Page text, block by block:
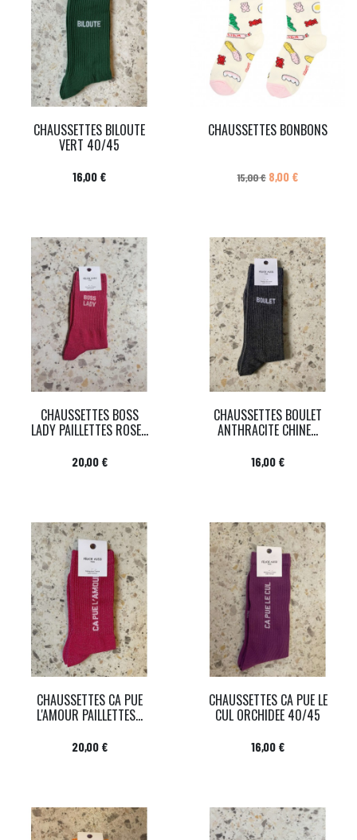
CHAUSSETTES BILOUTE
VERT 40/45
Prix
16,00 €
CHAUSSETTES BONBONS
Prix de base
15,00 € Prix
8,00 €
CHAUSSETTES BOSS
LADY PAILLETTES ROSE...
Prix
20,00 €
CHAUSSETTES BOULET
ANTHRACITE CHINE...
Prix
16,00 €
CHAUSSETTES CA PUE
L'AMOUR PAILLETTES...
Prix
20,00 €
CHAUSSETTES CA PUE LE
CUL ORCHIDEE 40/45
Prix
16,00 €